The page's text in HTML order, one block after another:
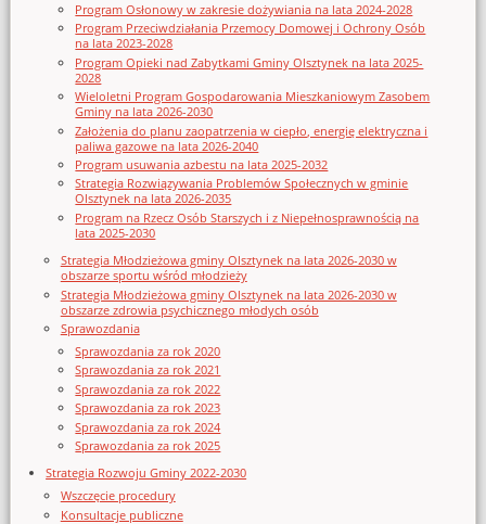
Program Osłonowy w zakresie dożywiania na lata 2024-2028
Program Przeciwdziałania Przemocy Domowej i Ochrony Osób
na lata 2023-2028
Program Opieki nad Zabytkami Gminy Olsztynek na lata 2025-
2028
Wieloletni Program Gospodarowania Mieszkaniowym Zasobem
Gminy na lata 2026-2030
Założenia do planu zaopatrzenia w ciepło, energię elektryczna i
paliwa gazowe na lata 2026-2040
Program usuwania azbestu na lata 2025-2032
Strategia Rozwiązywania Problemów Społecznych w gminie
Olsztynek na lata 2026-2035
Program na Rzecz Osób Starszych i z Niepełnosprawnością na
lata 2025-2030
Strategia Młodzieżowa gminy Olsztynek na lata 2026-2030 w
obszarze sportu wśród młodzieży
Strategia Młodzieżowa gminy Olsztynek na lata 2026-2030 w
obszarze zdrowia psychicznego młodych osób
Sprawozdania
Sprawozdania za rok 2020
Sprawozdania za rok 2021
Sprawozdania za rok 2022
Sprawozdania za rok 2023
Sprawozdania za rok 2024
Sprawozdania za rok 2025
Strategia Rozwoju Gminy 2022-2030
Wszczęcie procedury
Konsultacje publiczne